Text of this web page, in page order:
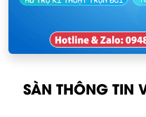
Nhân viên kinh doanh
Nhân viên thu mua
Nhân viên CSKH
KCN Sông Lô I
KCN Tam Dương
SÀN THÔNG TIN